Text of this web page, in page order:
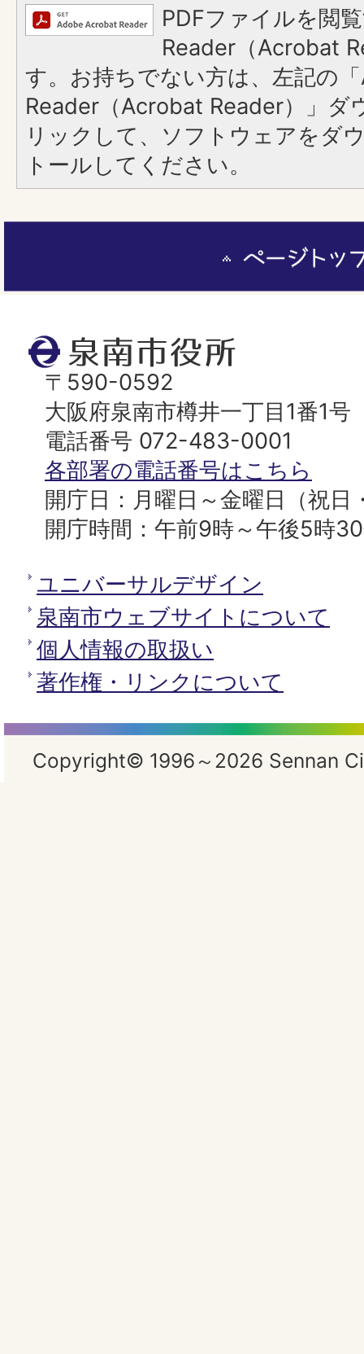
PDFファイルを閲
Reader（Acrobat
す。お持ちでない方は、左記の
Reader（Acrobat Reader）」ダ
リックして、ソフトウェアをダ
トールしてください。
泉
南
市
役
所
〒590-0592
大阪府泉南市樽井一丁目1番1号
電話番号 072-483-0001
各部署の電話番号はこちら
開庁日：月曜日～金曜日（祝日
開庁時間：午前9時～午後5時
ユニバーサルデザイン
泉南市ウェブサイトについて
個人情報の取扱い
著作権・リンクについて
Copyright© 1996～2026 Sennan